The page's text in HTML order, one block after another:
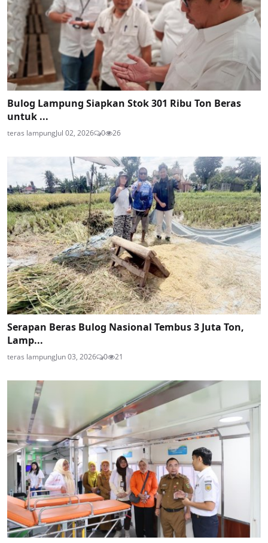
Bulog Lampung Siapkan Stok 301 Ribu Ton Beras
untuk ...
teras lampungJul 02, 2026 0 26
Serapan Beras Bulog Nasional Tembus 3 Juta Ton,
Lamp...
teras lampungJun 03, 2026 0 21